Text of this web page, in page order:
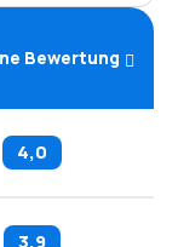
Bewertung
4,0
3,9